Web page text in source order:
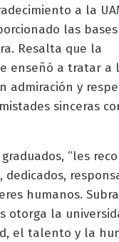
a la
las bases
Resalta que la
enseñó a tratar a
admiración y
sinceras
“les
dedicados,
humanos.
otorga la
el talento y la